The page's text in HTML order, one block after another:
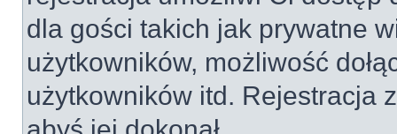
dla gości takich jak prywatne
użytkowników, możliwość
użytkowników itd. Rejestracja